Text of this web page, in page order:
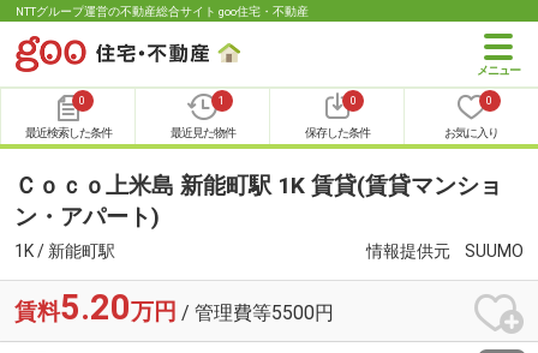
NTTグループ運営の不動産総合サイト goo住宅・不動産
0
最近検索した条件
1
最近見た物件
0
保存した条件
0
お気に入り
Ｃｏｃｏ上米島 新能町駅 1K 賃貸(賃貸マンショ
ン・アパート)
1K / 新能町駅 情報提供元 SUUMO
賃料5.20万円 / 管理費等5500円